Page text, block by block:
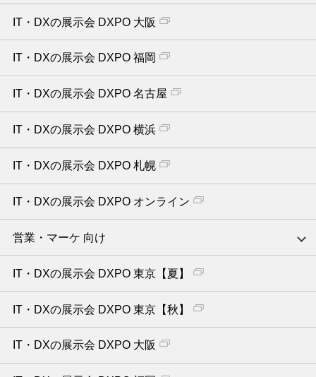
IT・DXの展示会 DXPO 大阪
IT・DXの展示会 DXPO 福岡
IT・DXの展示会 DXPO 名古屋
IT・DXの展示会 DXPO 横浜
IT・DXの展示会 DXPO 札幌
IT・DXの展示会 DXPO オンライン
営業・マーケ 向け
IT・DXの展示会 DXPO 東京【夏】
IT・DXの展示会 DXPO 東京【秋】
IT・DXの展示会 DXPO 大阪